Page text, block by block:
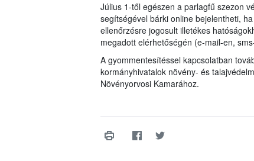
Július 1-től egészen a parlagfű szezon
segítségével bárki online bejelentheti,
ellenőrzésre jogosult illetékes
megadott elérhetőségén (e-mail-en,
A gyommentesítéssel kapcsolatban
kormányhivatalok növény- és
Növényorvosi Kamarához.